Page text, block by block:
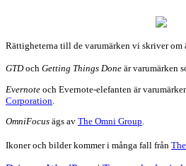
Rättigheterna till de varumärken vi skriver om
GTDoch Getting Things Done är varumärken
Evernote och Evernote-elefanten är
Corporation
OmniFocus ägs av The Omni Group
Ikoner och bilder kommer i många fall från